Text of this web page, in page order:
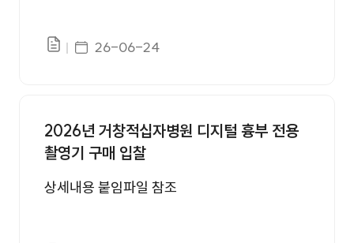
파일있음게시일자
26-06-24
2026년 거창적십자병원 디지털 흉부 전용
촬영기 구매 입찰
상세내용 붙임파일 참조